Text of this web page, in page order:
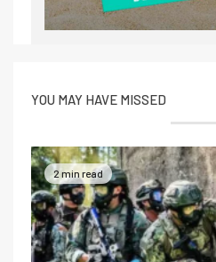
YOU MAY HAVE MISSED
2 min read